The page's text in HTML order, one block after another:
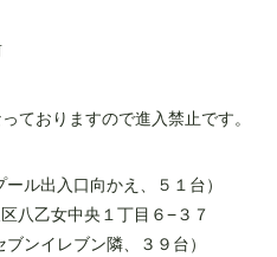
ておりますので進入禁止です。
ール出入口向かえ、５１台）
八乙女中央１丁目６−３７
ブンイレブン隣、３９台）